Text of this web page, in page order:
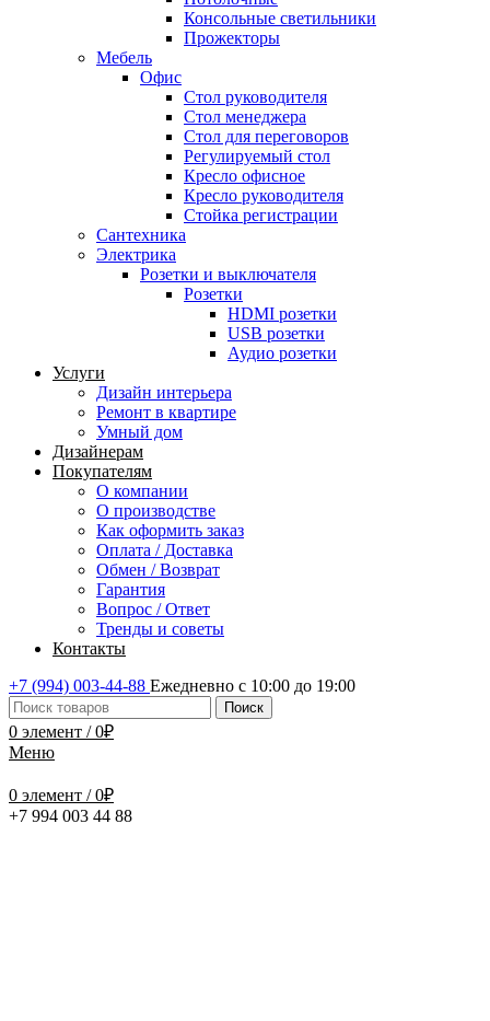
Консольные светильники
Прожекторы
Мебель
Офис
Стол руководителя
Стол менеджера
Стол для переговоров
Регулируемый стол
Кресло офисное
Кресло руководителя
Стойка регистрации
Сантехника
Электрика
Розетки и выключателя
Розетки
HDMI розетки
USB розетки
Аудио розетки
Услуги
Дизайн интерьера
Ремонт в квартире
Умный дом
Дизайнерам
Покупателям
О компании
О производстве
Как оформить заказ
Оплата / Доставка
Обмен / Возврат
Гарантия
Вопрос / Ответ
Тренды и советы
Контакты
+7 (994) 003-44-88 Ежедневно с 10:00 до 19:00
Поиск
0 элемент / 0₽
Меню
0 элемент / 0₽
+7 994 003 44 88